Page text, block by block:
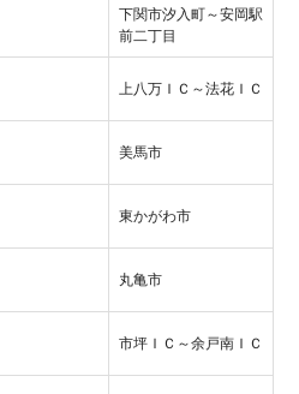
下関市汐入町～安岡駅
前二丁目
上八万ＩＣ～法花ＩＣ
美馬市
東かがわ市
丸亀市
市坪ＩＣ～余戸南ＩＣ